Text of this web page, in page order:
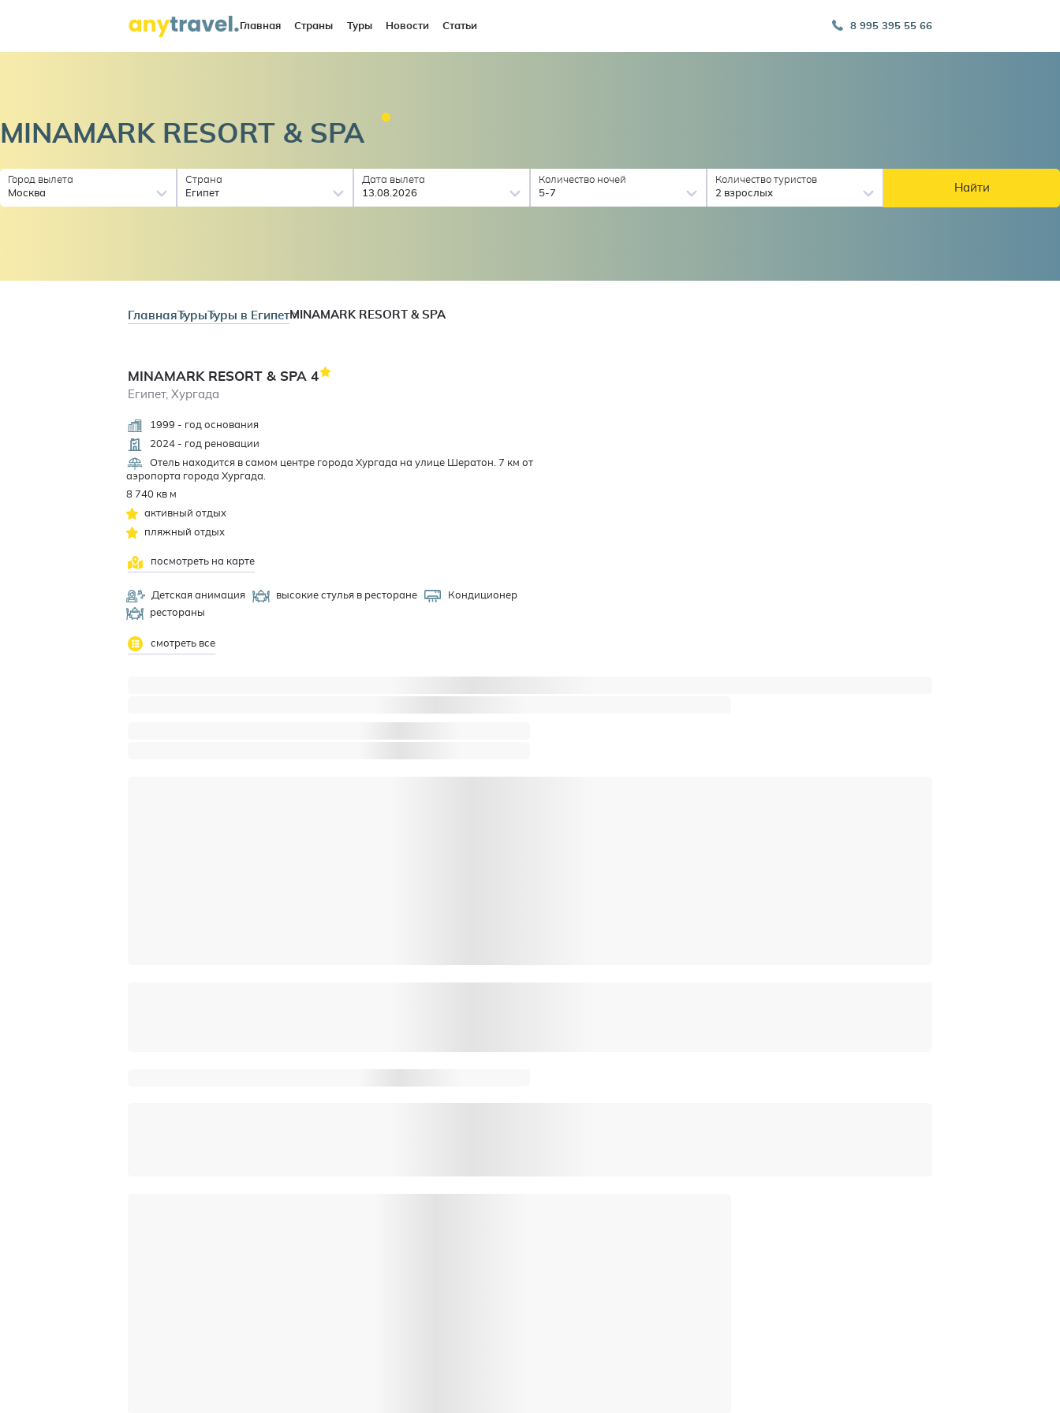
Главная Страны Туры Новости Статьи 8 995 395 55 66
MINAMARK RESORT & SPA
Город вылета
Москва
Страна
Египет
Дата вылета
13.08.2026
Количество ночей
5-7
Количество туристов
2 взрослых
Найти
ГлавнаяТурыТуры в ЕгипетMINAMARK RESORT & SPA
MINAMARK RESORT & SPA4
Египет, Хургада
1999 - год основания
2024 - год реновации
Отель находится в самом центре города Хургада на улице Шератон. 7 км от
аэропорта города Хургада.
8 740 кв м
активный отдых
пляжный отдых
посмотреть на карте
Детская анимация высокие стулья в ресторане
Кондиционер
рестораны
смотреть все